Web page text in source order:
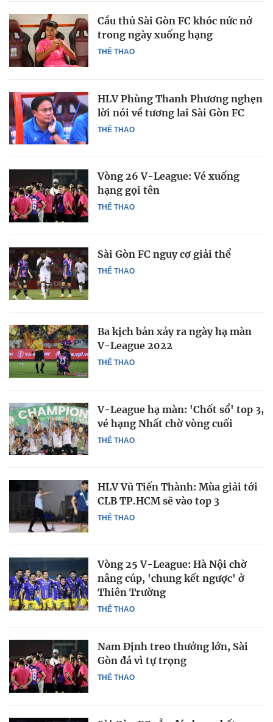
THỂ THAO
Cầu thủ Sài Gòn FC khóc nức nở
trong ngày xuống hạng
THỂ THAO
HLV Phùng Thanh Phương nghẹn
lời nói về tương lai Sài Gòn FC
THỂ THAO
Vòng 26 V-League: Vé xuống
hạng gọi tên
THỂ THAO
Sài Gòn FC nguy cơ giải thể
THỂ THAO
Ba kịch bản xảy ra ngày hạ màn
V-League 2022
THỂ THAO
V-League hạ màn: 'Chốt sổ' top 3,
vé hạng Nhất chờ vòng cuối
THỂ THAO
HLV Vũ Tiến Thành: Mùa giải tới
CLB TP.HCM sẽ vào top 3
THỂ THAO
Vòng 25 V-League: Hà Nội chờ
nâng cúp, 'chung kết ngược' ở
Thiên Trường
THỂ THAO
Nam Định treo thưởng lớn, Sài
Gòn đá vì tự trọng